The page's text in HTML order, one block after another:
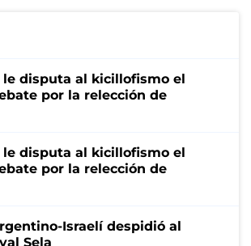
le disputa al kicillofismo el
por la relección de
le disputa al kicillofismo el
por la relección de
Israelí despidió al
Sela